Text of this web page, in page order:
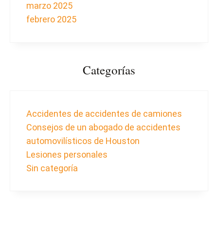
marzo 2025
febrero 2025
Categorías
Accidentes de accidentes de camiones
Consejos de un abogado de accidentes
automovilísticos de Houston
Lesiones personales
Sin categoría